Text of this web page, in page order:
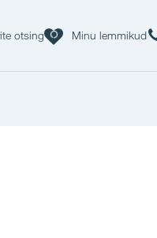
otsing Minu lemmikud